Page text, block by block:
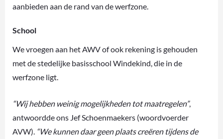
aanbieden aan de rand van de werfzone.
School
We vroegen aan het AWV of ook rekening is gehouden
met de stedelijke basisschool Windekind, die in de
werfzone ligt.
“Wij hebben weinig mogelijkheden tot maatregelen”,
antwoordde ons Jef Schoenmaekers (woordvoerder
AVW). “We kunnen daar geen plaats creëren tijdens de